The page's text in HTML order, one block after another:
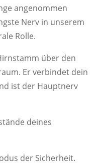
angenommen
Nerv in unserem
Rolle.
über den
Er verbindet dein
ist der Hauptnerv
deines
der Sicherheit.